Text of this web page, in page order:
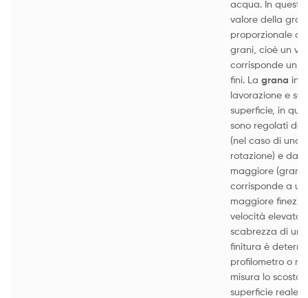
acqua. In
valore della
proporzionale al
grani, cioè un
corrisponde un
fini. La grana
lavorazione e
superficie, in
sono regolati
(nel caso di una
rotazione) e
maggiore (grani
corrisponde a
maggiore
velocità elevata
scabrezza di
finitura è
profilometro o
misura lo
superficie reale